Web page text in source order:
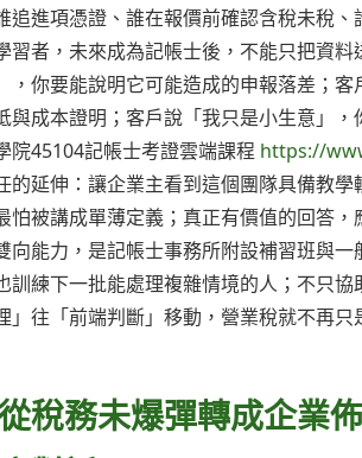
追進項憑證、誰在報價前確認含稅未稅
習者，未來成為記帳士後，不能只把資
，你要能說明它可能造成的申報落差；
與成本證明；客戶說「我只是小生意」
院45104記帳士考證雲端課程 https://
的延伸：讓企業主看到這個團隊具備教
怕被講成單薄定義；真正有價值的回答
向能力，是記帳士事務所附設補習班與
訓練下一批能處理複雜情境的人；不只
」往「前端判斷」移動，營業稅就不再
稅務未爆彈轉成企業